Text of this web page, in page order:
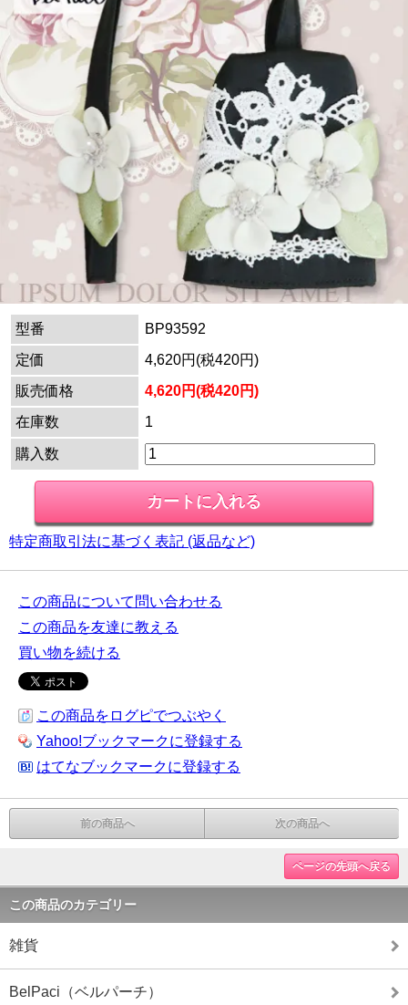
型番
BP93592
定価
4,620円(税420円)
販売価格
4,620円(税420円)
在庫数
1
購入数
特定商取引法に基づく表記 (返品など)
この商品について問い合わせる
この商品を友達に教える
買い物を続ける
この商品をログピでつぶやく
Yahoo!ブックマークに登録する
はてなブックマークに登録する
前の商品へ 次の商品へ
ページの先頭へ戻る
この商品のカテゴリー
雑貨
BelPaci（ベルパーチ）